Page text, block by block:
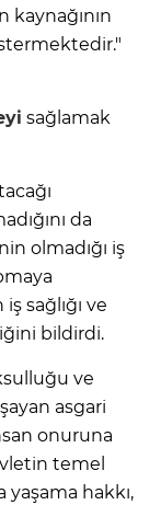
sağlamak
da
olmadığı iş
iş sağlığı ve
bildirdi.
ve
asgari
onuruna
temel
hakkı,